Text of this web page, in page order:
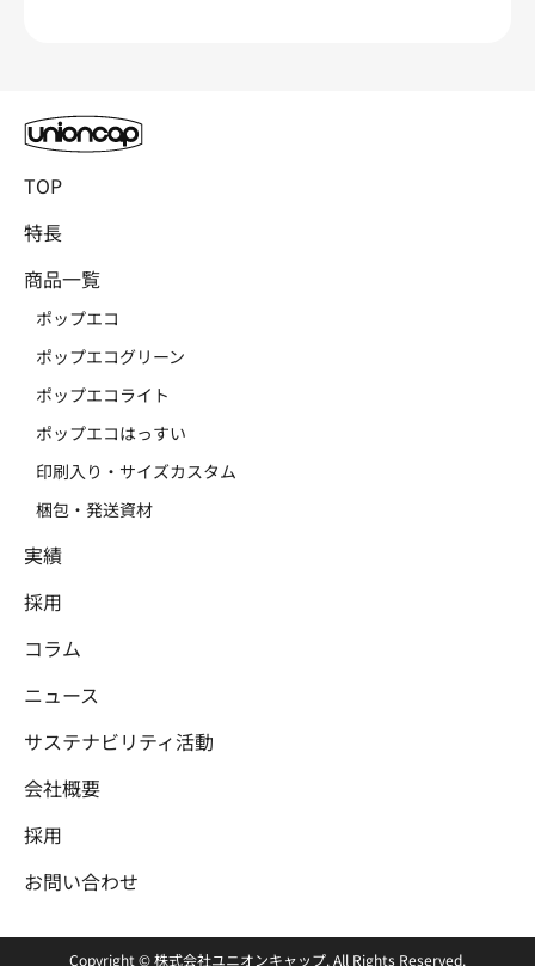
TOP
特長
商品一覧
ポップエコ
ポップエコグリーン
ポップエコライト
ポップエコはっすい
印刷入り・サイズカスタム
梱包・発送資材
実績
採用
コラム
ニュース
サステナビリティ活動
会社概要
採用
お問い合わせ
Copyright © 株式会社ユニオンキャップ. All Rights Reserved.